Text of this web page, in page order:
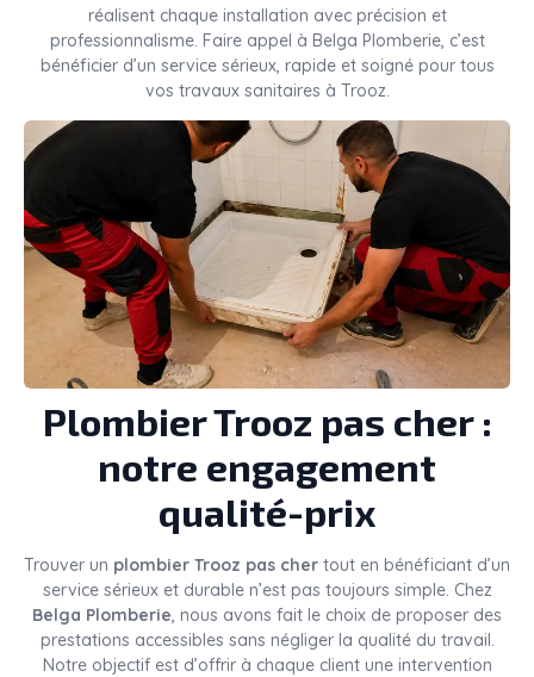
réalisent chaque installation avec précision et
professionnalisme. Faire appel à Belga Plomberie, c’est
bénéficier d’un service sérieux, rapide et soigné pour tous
vos travaux sanitaires à Trooz.
Plombier Trooz pas cher :
notre engagement
qualité-prix
Trouver un plombier Trooz pas cher tout en bénéficiant d’un
service sérieux et durable n’est pas toujours simple. Chez
Belga Plomberie , nous avons fait le choix de proposer des
prestations accessibles sans négliger la qualité du travail.
Notre objectif est d’offrir à chaque client une intervention